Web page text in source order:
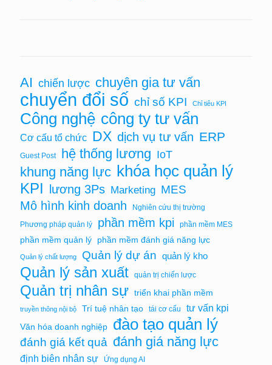
AI chiến lược chuyên gia tư vấn
chuyển đổi số chỉ số KPI Chỉ tiêu KPI
Công nghệ công ty tư vấn
Cơ cấu tổ chức DX dịch vụ tư vấn ERP
Guest Post hệ thống lương IoT
khung năng lực khóa học quản lý
KPI lương 3Ps Marketing MES
Mô hình kinh doanh
Nghiên cứu thị trường
Phương pháp quản lý
phần mềm kpi phần mềm MES
phần mềm quản lý phần mềm đánh giá năng lực
Quản lý chất lượng Quản lý dự án quản lý kho
Quản lý sản xuất quản trị chiến lược
Quản trị nhân sự triển khai phần mềm
truyền thông nội bộ Trí tuệ nhân tạo tái cơ cấu tư vấn kpi
Văn hóa doanh nghiệp đào tạo quản lý
đánh giá kết quả đánh giá năng lực
định biên nhân sự Ứng dụng AI